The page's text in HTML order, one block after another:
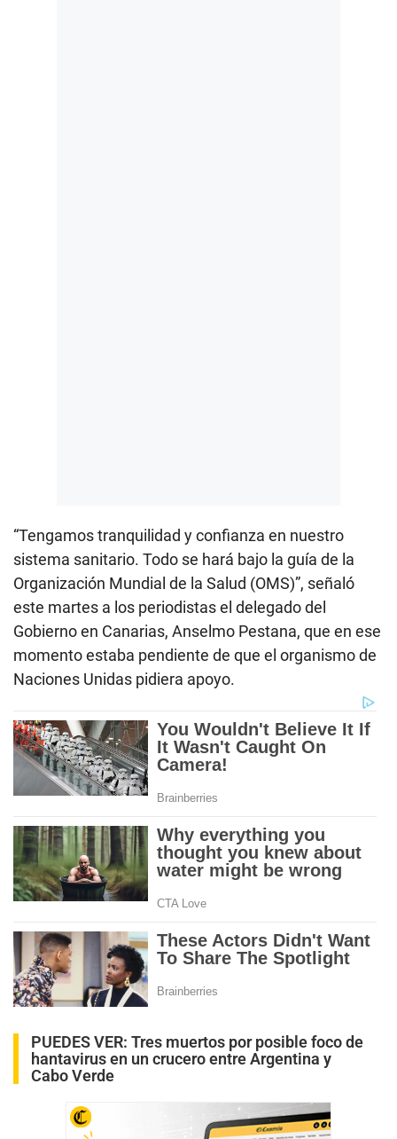
“Tengamos tranquilidad y confianza en nuestro
sistema sanitario. Todo se hará bajo la guía de la
Organización Mundial de la Salud (OMS)”, señaló
este martes a los periodistas el delegado del
Gobierno en Canarias, Anselmo Pestana, que en ese
momento estaba pendiente de que el organismo de
Naciones Unidas pidiera apoyo.
PUEDES VER: Tres muertos por posible foco de
hantavirus en un crucero entre Argentina y
Cabo Verde